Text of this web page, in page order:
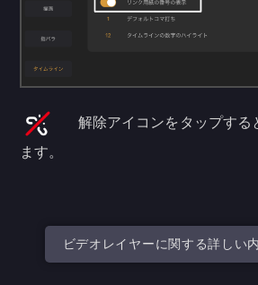
解除アイコンをタップする
ます。
ビデオレイヤーに関する詳しい